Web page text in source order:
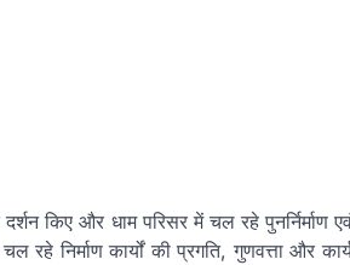
किए और धाम परिसर में चल रहे पुनर्निर्माण
रहे निर्माण कार्यों की प्रगति, गुणवत्ता और